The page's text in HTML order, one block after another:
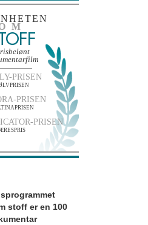
PRISEN
PRISEN
PRISEN
stoff er en 100